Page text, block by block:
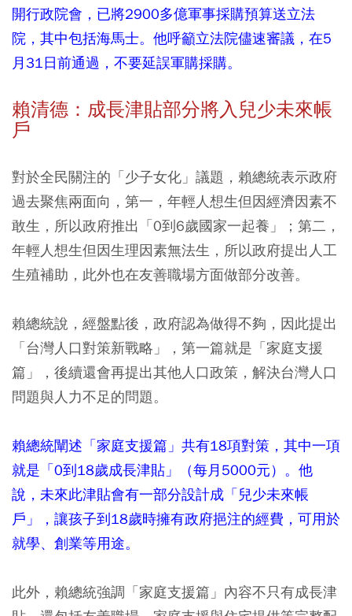
開行政院會，已將2900多億軍事採購預算送立法
院，其中包括海馬士。他呼籲立法院儘速審議，在5
月31日前通過，不要延誤軍購採購。
賴清德：成長津貼部分將入兒少未來帳
戶
對於全民關注的「少子女化」議題，賴總統表示政府
過去聚焦兩面向，第一，年輕人想生但因經濟因素不
敢生，所以政府推出「0到6歲國家一起養」；第二，
年輕人想生但因生理因素無法生，所以政府提出人工
生殖補助，此外也在友善職場方面做部分改善。
賴總統說，經盤點後，政府認為做得不夠，因此提出
「台灣人口對策新戰略」，第一篇就是「家庭支援
篇」，後續還會再提出其他人口政策，解決台灣人口
問題與人力不足的問題。
賴總統闡述「家庭支援篇」共有18項對策，其中一項
就是「0到18歲成長津貼」（每月5000元）。他
說，未來此津貼會有一部分設計成「兒少未來帳
戶」，讓孩子到18歲時擁有政府挹注的經費，可用於
就學、創業等用途。
此外，賴總統強調「家庭支援篇」內容不只有成長津